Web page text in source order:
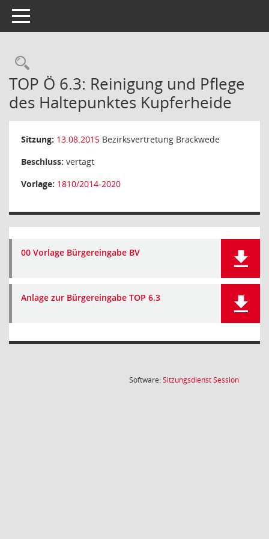
Toggle navigation
Rechercheauswahl
TOP Ö 6.3: Reinigung und Pflege
des Haltepunktes Kupferheide
Sitzung: 13.08.2015 Bezirksvertretung Brackwede
Beschluss: vertagt
Vorlage: 1810/2014-2020
00 Vorlage Bürgereingabe BV
Anlage zur Bürgereingabe TOP 6.3
Software:SitzungsdienstSession(Wird in